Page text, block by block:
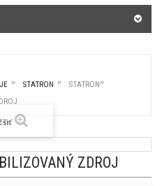
STATRON
STATRON
ZDROJ